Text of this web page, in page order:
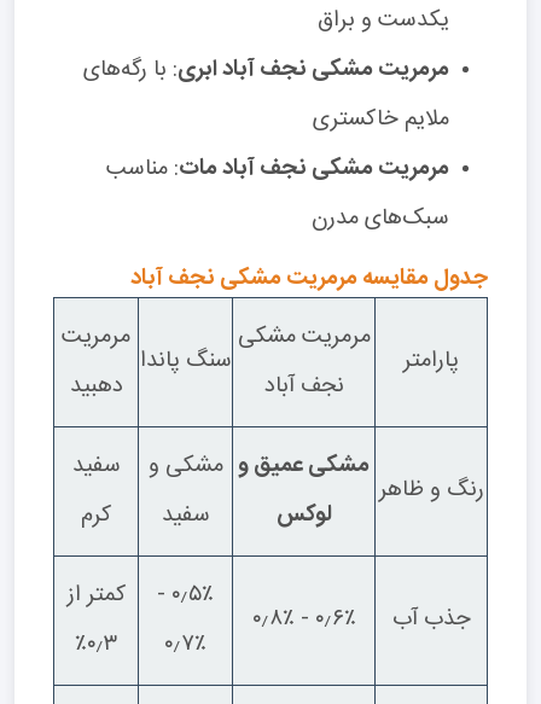
یکدست و براق
مرمریت مشکی نجف آباد ابری: با رگه‌های
ملایم خاکستری
مرمریت مشکی نجف آباد مات: مناسب
سبک‌های مدرن
جدول مقایسه مرمریت مشکی نجف آباد
پارامتر
مرمریت مشکی
نجف آباد
سنگ پاندا
مرمریت
دهبید
رنگ و ظاهر
مشکی عمیق و
لوکس
مشکی و
سفید
سفید
کرم
جذب آب ۰٫۶٪ - ۰٫۸٪
۰٫۵٪ -
۰٫۷٪
کمتر از
۰٫۳٪